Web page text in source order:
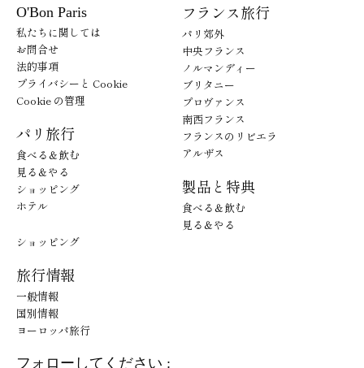
O'Bon Paris
私たちに関しては
お問合せ
法的事項
プライバシーと Cookie
Cookie の管理
パリ旅行
食べる＆飲む
見る＆やる
ショッピング
ホテル
フランス旅行
パリ郊外
中央フランス
ノルマンディー
ブリタニー
プロヴァンス
南西フランス
フランスのリビエラ
アルザス
製品と特典
食べる＆飲む
見る＆やる
ショッピング
旅行情報
一般情報
国別情報
ヨーロッパ旅行
フォローしてください :